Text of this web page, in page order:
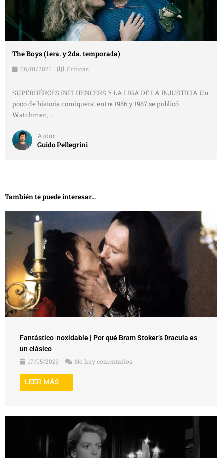
The Boys (1era. y 2da. temporada)
06/01/2021 Críticas
SUPERHÉROES INFLUENCERS Y LA LIGA DE LA INJUSTICIA Un
poco de historia comiquera: entre 1986 y 1987 se publicó
Watchmen, ...
Autor
Guido Pellegrini
También te puede interesar...
Fantástico inoxidable | Por qué Bram Stoker’s Dracula es
un clásico
17/05/2026
No hay comentarios
LEER MÁS →